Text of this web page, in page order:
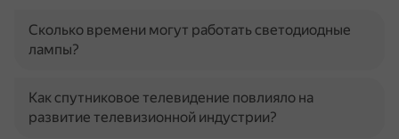
Сколько времени могут работать светодиодные
лампы?
Как спутниковое телевидение повлияло на
развитие телевизионной индустрии?